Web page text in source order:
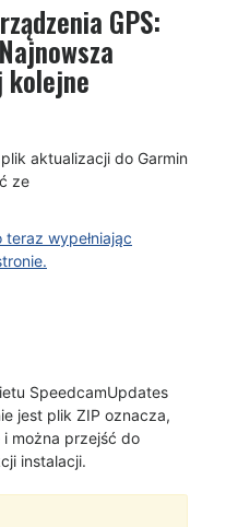
GPS:
Najnowsza
kolejne
aktualizacji do Garmin
ze
wypełniając
SpeedcamUpdates
jest plik ZIP oznacza,
można przejść do
instalacji.